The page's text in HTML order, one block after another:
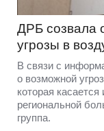
ДРБ созвала
угрозы в
В связи с
о возможной
которая
региональной
группа.